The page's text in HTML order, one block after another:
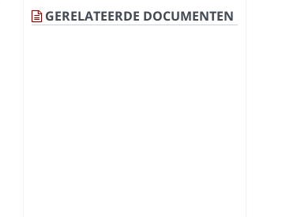
GERELATEERDE DOCUMENTEN